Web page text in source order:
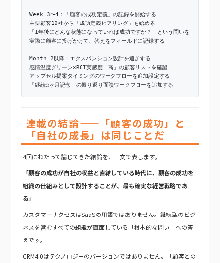
Week 3〜4：「顧客の成功定義」の記録を開始する
主要顧客10社から「成功定義ヒアリング」を始める
「1年後にどんな状態になっていれば成功ですか？」という問いを
実際に顧客に投げかけて、答えをフィールドに記録する
Month 2以降：エクスパンション設計を追加する
感情温度グリーン×ROI実感度「高」の顧客リストを確認
アップセル提案タイミングのワークフローを追加設定する
「継続○ヶ月記念」の振り返り面談ワークフローを追加する
連載の結論——「顧客の成功」と
「自社の成長」は同じことだ
4回にわたって論じてきた結論を、一文で表します。
「顧客の成功が自社の収益と直結している時代に、顧客の成功を
組織の仕組みとして設計することが、最も確実な経営戦略であ
る」
カスタマーサクセスはSaaSの用語ではありません。継続型のビジ
ネスを営むすべての組織が直面している「根本的な問い」への答
えです。
CRM4.0はテクノロジーのバージョンではありません。「顧客との